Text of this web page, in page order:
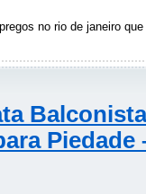
no rio de janeiro
Piedade